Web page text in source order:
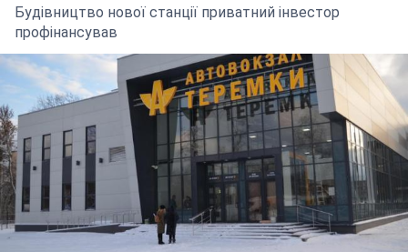
Будівництво нової станції приватний інвестор
профінансував